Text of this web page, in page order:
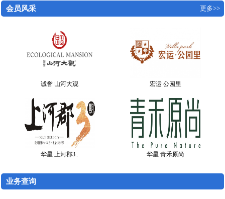
会员风采 更多>>
诚誉 山河大观 宏运 公园里
华星 上河郡3.. 华星 青禾原尚
业务查询